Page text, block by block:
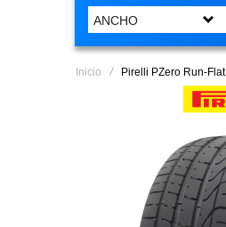
Inicio Pirelli PZero Run-Flat